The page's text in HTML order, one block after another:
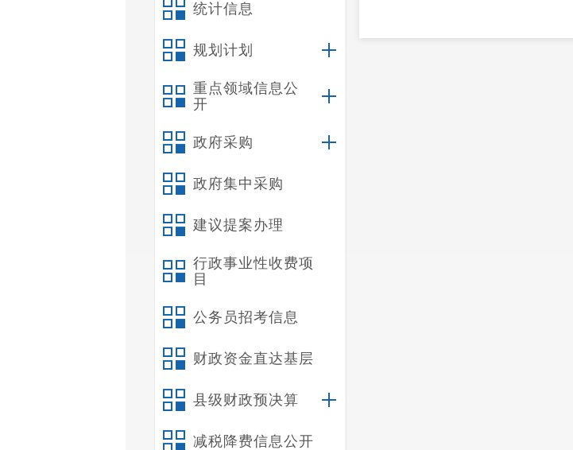
统计信息
规划计划
重点领域信息公
开
政府采购
政府集中采购
建议提案办理
行政事业性收费项
目
公务员招考信息
财政资金直达基层
县级财政预决算
减税降费信息公开